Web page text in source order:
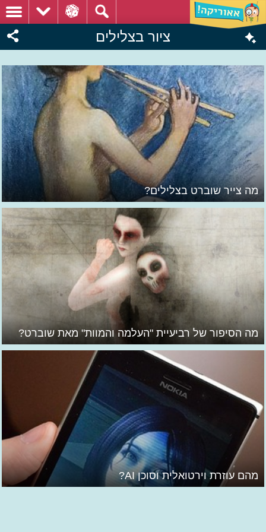
ציור בצלילים
מה צייר שוברט בצלילים?
מה הסיפור של רביעיית "העלמה והמוות" מאת שוברט?
מהם עוזרת וירטואלית וסוכן AI?